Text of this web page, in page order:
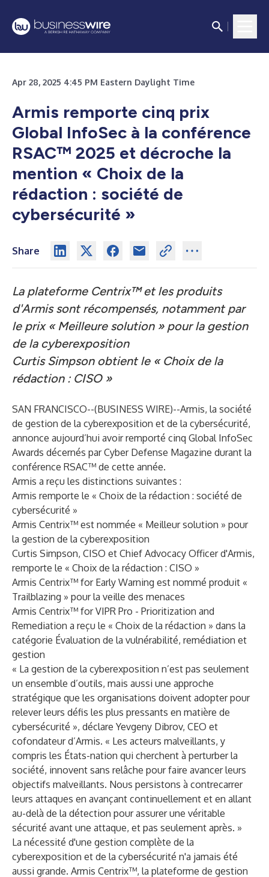
Apr 28, 2025 4:45 PM Eastern Daylight Time
Armis remporte cinq prix
Global InfoSec à la conférence
RSAC™ 2025 et décroche la
mention « Choix de la
rédaction : société de
cybersécurité »
Share
La plateforme Centrix™ et les produits
d'Armis sont récompensés, notamment par
le prix « Meilleure solution » pour la gestion
de la cyberexposition
Curtis Simpson obtient le « Choix de la
rédaction : CISO »
SAN FRANCISCO--(BUSINESS WIRE)--Armis, la société
de gestion de la cyberexposition et de la cybersécurité,
annonce aujourd’hui avoir remporté cinq Global InfoSec
Awards décernés par Cyber Defense Magazine durant la
conférence RSAC™ de cette année.
Armis a reçu les distinctions suivantes :
Armis remporte le « Choix de la rédaction : société de
cybersécurité »
Armis Centrix™ est nommée « Meilleur solution » pour
la gestion de la cyberexposition
Curtis Simpson, CISO et Chief Advocacy Officer d'Armis,
remporte le « Choix de la rédaction : CISO »
Armis Centrix™ for Early Warning est nommé produit «
Trailblazing » pour la veille des menaces
Armis Centrix™ for VIPR Pro - Prioritization and
Remediation a reçu le « Choix de la rédaction » dans la
catégorie Évaluation de la vulnérabilité, remédiation et
gestion
« La gestion de la cyberexposition n’est pas seulement
un ensemble d’outils, mais aussi une approche
stratégique que les organisations doivent adopter pour
relever leurs défis les plus pressants en matière de
cybersécurité », déclare Yevgeny Dibrov, CEO et
cofondateur d’Armis. « Les acteurs malveillants, y
compris les États-nation qui cherchent à perturber la
société, innovent sans relâche pour faire avancer leurs
objectifs malveillants. Nous persistons à contrecarrer
leurs attaques en avançant continuellement et en allant
au-delà de la détection pour assurer une véritable
sécurité avant une attaque, et pas seulement après. »
La nécessité d'une gestion complète de la
cyberexposition et de la cybersécurité n'a jamais été
aussi grande. Armis Centrix™, la plateforme de gestion